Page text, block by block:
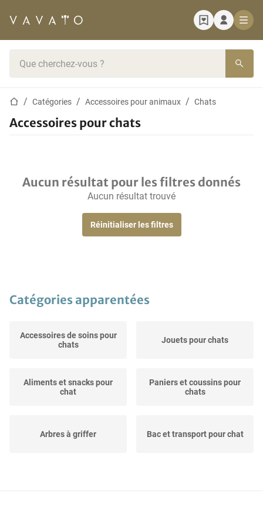
Page d'accueil
Catégories Accessoires pour animaux Chats
Accessoires pour chats
Aucun résultat pour les filtres donnés
Aucun résultat trouvé
Réinitialiser les filtres
Catégories apparentées
Accessoires de soins pour
chats
Jouets pour chats
Aliments et snacks pour
chat
Paniers et coussins pour
chats
Arbres à griffer Bac et transport pour chat